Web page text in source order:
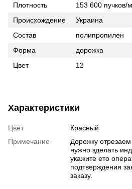
Плотность
153 600 пучков/
Происхождение
Украина
Состав
полипропилен
Форма
дорожка
Цвет
12
Характеристики
Цвет
Красный
Примечание
Дорожку
нужно зделать
укажите ето
подтверждения
заказу.